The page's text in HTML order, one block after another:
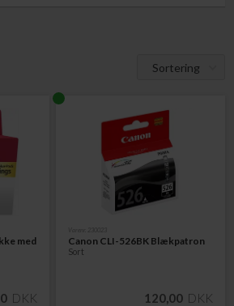
Sortering
med
DKK
Canon CLI-526BK Blækpatron
Sort
120,00 DKK